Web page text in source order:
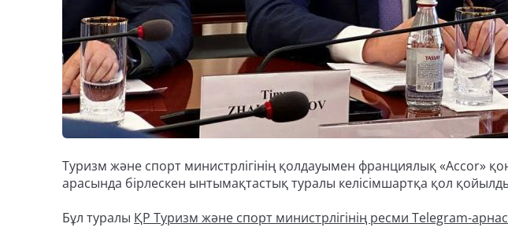
Туризм және спорт министрлігінің қолдауымен франциялық «Accor»
арасында бірлескен ынтымақтастық туралы келісімшартқа қол
Бұл туралы ҚР Туризм жəне спорт министрлігінің ресми Telegram-